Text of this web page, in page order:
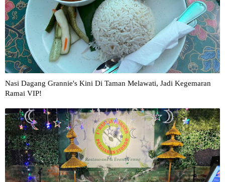
Nasi Dagang Grannie's Kini Di Taman Melawati, Jadi Kegemaran
Ramai VIP!